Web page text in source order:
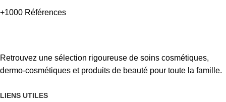
+1000 Références
Retrouvez une sélection rigoureuse de soins cosmétiques,
dermo-cosmétiques et produits de beauté pour toute la famille.
LIENS UTILES